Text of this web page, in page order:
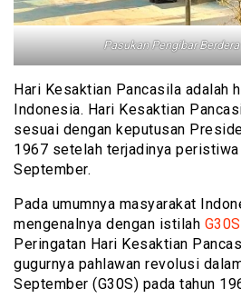
Pasukan Pengibar
Hari Kesaktian Pancasila adalah
Indonesia. Hari Kesaktian
sesuai dengan keputusan
1967 setelah terjadinya
September.
Pada umumnya masyarakat
mengenalnya dengan istilah
Peringatan Hari Kesaktian
gugurnya pahlawan revolusi
September (G30S) pada tahun